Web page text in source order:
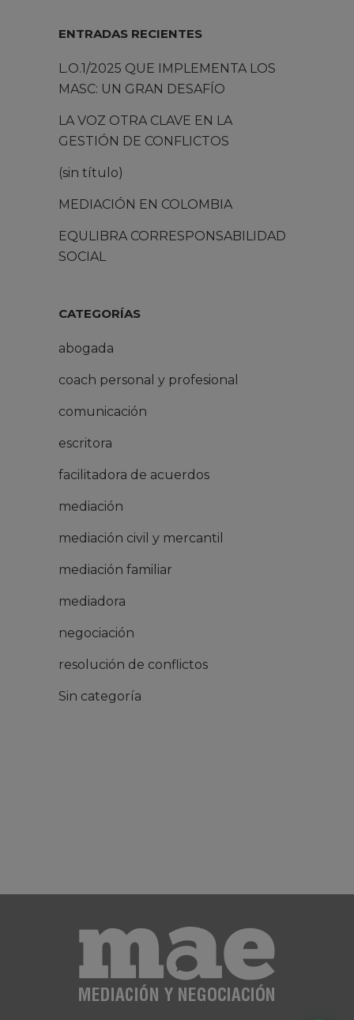
ENTRADAS RECIENTES
L.O.1/2025 QUE IMPLEMENTA LOS
MASC: UN GRAN DESAFÍO
LA VOZ OTRA CLAVE EN LA
GESTIÓN DE CONFLICTOS
(sin título)
MEDIACIÓN EN COLOMBIA
EQULIBRA CORRESPONSABILIDAD
SOCIAL
CATEGORÍAS
abogada
coach personal y profesional
comunicación
escritora
facilitadora de acuerdos
mediación
mediación civil y mercantil
mediación familiar
mediadora
negociación
resolución de conflictos
Sin categoría